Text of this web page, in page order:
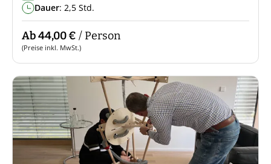
Dauer: 2,5 Std.
Ab 44,00 € / Person
(Preise inkl. MwSt.)